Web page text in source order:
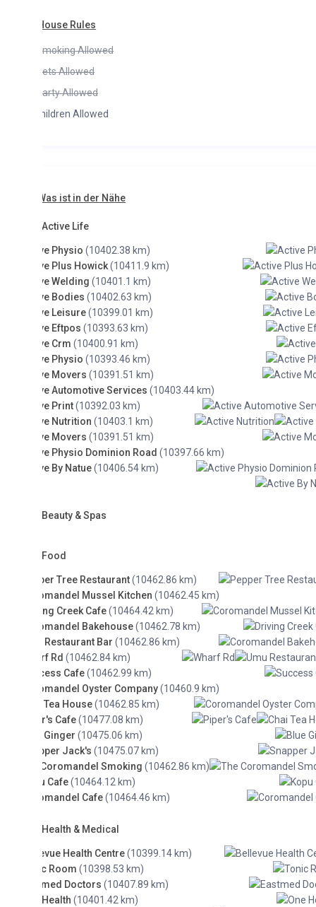
Rules
Allowed
Allowed
Allowed
Allowed
ist in der Nähe
Active Life
(10402.38 km)
Plus Howick(10411.9 km)
Welding (10401.1 km)
Bodies(10402.63 km)
Leisure(10399.01 km)
(10393.63 km)
(10400.91 km)
(10393.46 km)
Movers(10391.51 km)
Automotive Services (10403.44 km)
(10392.03 km)
Nutrition (10403.1 km)
Movers(10391.51 km)
Physio Dominion Road(10397.66 km)
By Natue (10406.54 km)
Beauty & Spas
Tree Restaurant(10462.86 km)
Mussel Kitchen(10462.45 km)
Creek Cafe (10464.42 km)
Bakehouse (10462.78 km)
Restaurant Bar (10462.86 km)
(10462.84 km)
Cafe (10462.99 km)
Oyster Company(10460.9 km)
House(10462.85 km)
(10477.08 km)
(10475.06 km)
Jack's(10475.07 km)
Smoking (10462.86 km)
(10464.12 km)
Cafe(10464.46 km)
Health & Medical
Health Centre (10399.14 km)
(10398.53 km)
Doctors (10407.89 km)
(10401.42 km)